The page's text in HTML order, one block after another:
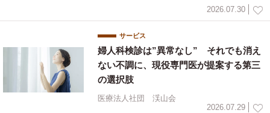
2026.07.30
サービス
婦人科検診は”異常なし” それでも消え
ない不調に、現役専門医が提案する第三
の選択肢
医療法人社団 渓山会
2026.07.29